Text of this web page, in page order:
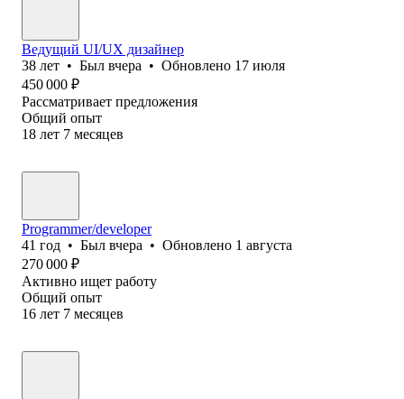
Ведущий UI/UX дизайнер
38 лет • Был вчера • Обновлено 17 июля
450 000 ₽
Рассматривает предложения
Общий опыт
18 лет 7 месяцев
Programmer/developer
41 год • Был вчера • Обновлено 1 августа
270 000 ₽
Активно ищет работу
Общий опыт
16 лет 7 месяцев